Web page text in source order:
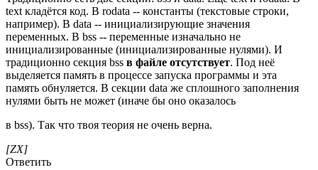
text кладётся код. В rodata -- константы (текстовые строки,
например). В data -- инициализирующие значения
переменных. В bss -- переменные изначально не
инициализированные (инициализированные нулями). И
традиционно секция bss в файле отсутствует. Под неё
выделяется память в процессе запуска программы и эта
память обнуляется. В секции data же сплошного заполнения
нулями быть не может (иначе бы оно оказалось
в bss). Так что твоя теория не очень верна.
[ZX]
Ответить